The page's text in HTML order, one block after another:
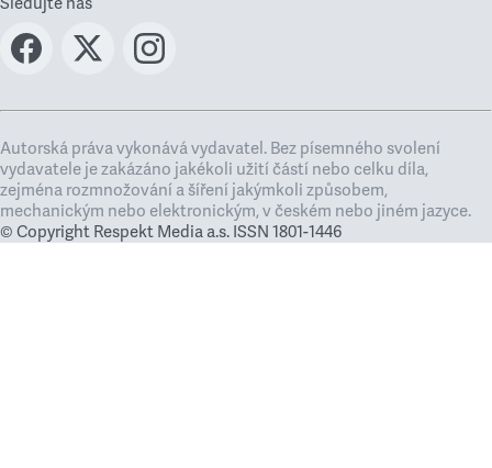
Autorská práva vykonává vydavatel. Bez písemného svolení
vydavatele je zakázáno jakékoli užití částí nebo celku díla,
zejména rozmnožování a šíření jakýmkoli způsobem,
mechanickým nebo elektronickým, v českém nebo jiném jazyce.
© Copyright Respekt Media a.s. ISSN 1801-1446